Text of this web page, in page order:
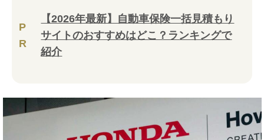
P
R
【2026年最新】自動車保険一括見積もり
サイトのおすすめはどこ？ランキングで
紹介